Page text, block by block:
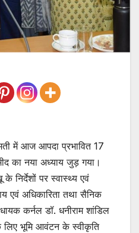
में आज आपदा प्रभावित 17
का नया अध्याय जुड़ गया।
निर्देशों पर स्वास्थ्य एवं
एवं अधिकारिता तथा सैनिक
कर्नल डॉ. धनीराम शांडिल
लिए भूमि आवंटन के स्वीकृति